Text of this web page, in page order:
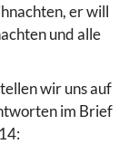
er will
und alle
wir uns auf
im Brief